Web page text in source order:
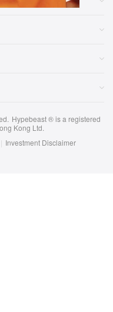
Hypebeast ® is a registered
Kong Ltd.
| Investment Disclaimer